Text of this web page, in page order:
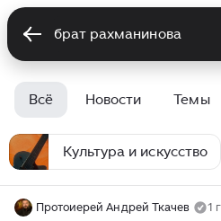
Всё Новости Темы
Культура и искусство
Протоиерей Андрей Ткачев 1